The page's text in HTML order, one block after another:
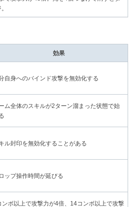
効果
自身へのバインド攻撃を無効化する
ム全体のスキルが2ターン溜まった状態で始
ル封印を無効化することがある
ップ操作時間が延びる
ンボ以上で攻撃力が4倍、14コンボ以上で攻撃